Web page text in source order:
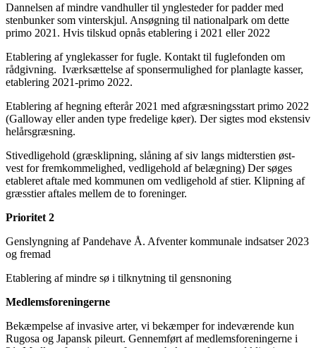
Dannelsen af mindre vandhuller til ynglesteder for padder med
stenbunker som vinterskjul. Ansøgning til nationalpark om dette
primo 2021. Hvis tilskud opnås etablering i 2021 eller 2022
Etablering af ynglekasser for fugle. Kontakt til fuglefonden om
rådgivning. Iværksættelse af sponsermulighed for planlagte kasser,
etablering 2021-primo 2022.
Etablering af hegning efterår 2021 med afgræsningsstart primo 2022
(Galloway eller anden type fredelige køer). Der sigtes mod ekstensiv
helårsgræsning.
Stivedligehold (græsklipning, slåning af siv langs midterstien øst-
vest for fremkommelighed, vedligehold af belægning) Der søges
etableret aftale med kommunen om vedligehold af stier. Klipning af
græsstier aftales mellem de to foreninger.
Prioritet 2
Genslyngning af Pandehave Å. Afventer kommunale indsatser 2023
og fremad
Etablering af mindre sø i tilknytning til gensnoning
Medlemsforeningerne
Bekæmpelse af invasive arter, vi bekæmper for indeværende kun
Rugosa og Japansk pileurt. Gennemført af medlemsforeningerne i